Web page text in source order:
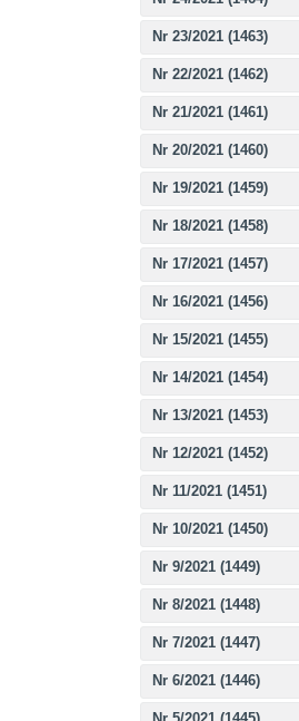
Nr 23/2021 (1463)
Nr 22/2021 (1462)
Nr 21/2021 (1461)
Nr 20/2021 (1460)
Nr 19/2021 (1459)
Nr 18/2021 (1458)
Nr 17/2021 (1457)
Nr 16/2021 (1456)
Nr 15/2021 (1455)
Nr 14/2021 (1454)
Nr 13/2021 (1453)
Nr 12/2021 (1452)
Nr 11/2021 (1451)
Nr 10/2021 (1450)
Nr 9/2021 (1449)
Nr 8/2021 (1448)
Nr 7/2021 (1447)
Nr 6/2021 (1446)